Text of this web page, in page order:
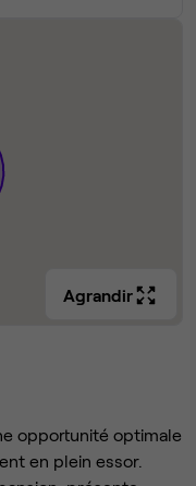
Agrandir
opportunité optimale
en plein essor.